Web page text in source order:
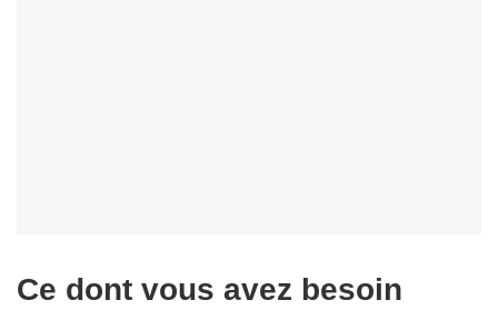
Ce dont vous avez besoin